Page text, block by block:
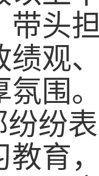
带头
绩观
氛围
纷纷
教育